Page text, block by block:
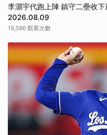
李灝宇代跑上陣 鎮守二壘收下
2026.08.09
19,586 觀看次數